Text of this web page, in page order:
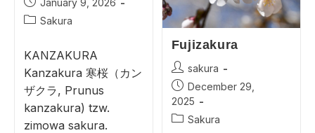
Sakura
KANZAKURA
Kanzakura 寒桜（カン
ザクラ, Prunus
kanzakura) tzw.
zimowa sakura.
Fujizakura
sakura
December 29,
2025
Sakura